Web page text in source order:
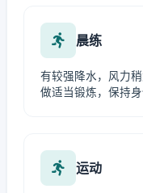
晨练
有较强降水，风力
做适当锻炼，保持身
运动